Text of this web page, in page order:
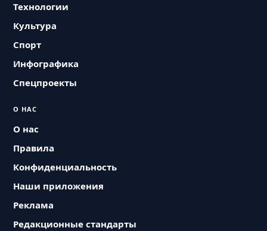
Технологии
Культура
Спорт
Инфографика
Спецпроекты
О НАС
О нас
Правила
Конфиденциальность
Наши приложения
Реклама
Редакционные стандарты